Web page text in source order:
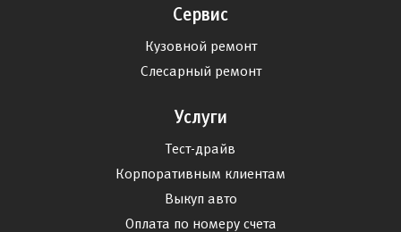
Сервис
Кузовной ремонт
Слесарный ремонт
Услуги
Тест-драйв
Корпоративным клиентам
Выкуп авто
Оплата по номеру счета